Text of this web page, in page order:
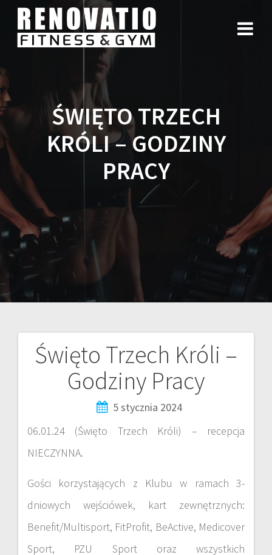
ŚWIĘTO TRZECH
KRÓLI – GODZINY
PRACY
Święto Trzech Króli –
Godziny Pracy
5 stycznia 2024
06.01.24 (Święto Trzech Króli) – recepcja
NIECZYNNA.
Gości korzystających z Klubu w ramach 3-
dniowych wejściówek, kart zewnętrznych:
Benefit/Multisport, FitProfit, BeActive, Medicover
Sport, PZU Sport oraz wszystkich